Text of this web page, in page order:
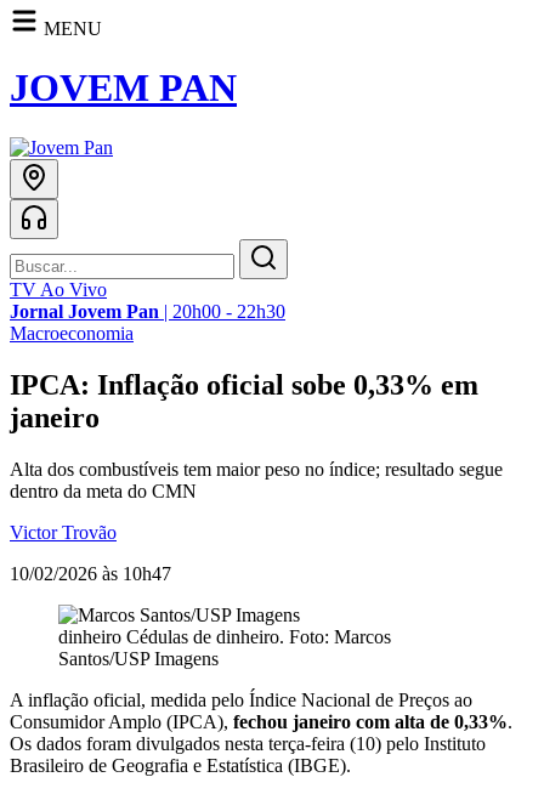
MENU
JOVEM PAN
TV Ao Vivo
Jornal Jovem Pan | 20h00 - 22h30
Macroeconomia
IPCA: Inflação oficial sobe 0,33% em
janeiro
Alta dos combustíveis tem maior peso no índice; resultado segue
dentro da meta do CMN
Victor Trovão
10/02/2026 às 10h47
dinheiro Cédulas de dinheiro. Foto: Marcos
Santos/USP Imagens
A inflação oficial, medida pelo Índice Nacional de Preços ao
Consumidor Amplo (IPCA), fechou janeiro com alta de 0,33%.
Os dados foram divulgados nesta terça-feira (10) pelo Instituto
Brasileiro de Geografia e Estatística (IBGE).